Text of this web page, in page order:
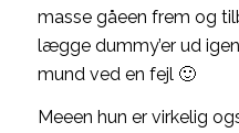
masse gåeen frem og
lægge dummy’er ud
mund ved en fejl 🙂
Meeen hun er virkelig